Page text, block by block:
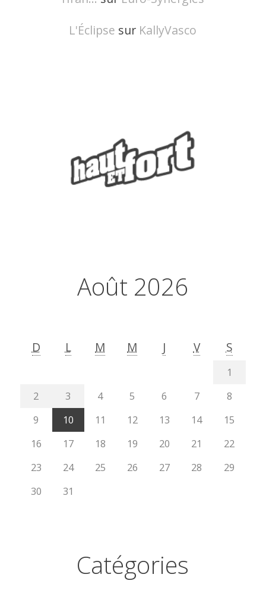
L'Éclipse sur KallyVasco
Août 2026
D L M M J V S
1
2
3 4 5 6 7
8
9
10 11 12 13 14
15
16
17 18 19 20 21
22
23
24 25 26 27 28
29
30
31
Catégories